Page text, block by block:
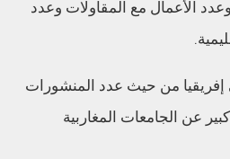
الأعمال مع المقاولات وعدد
من حيث عدد المنشورات
عن الجامعات المغاربية